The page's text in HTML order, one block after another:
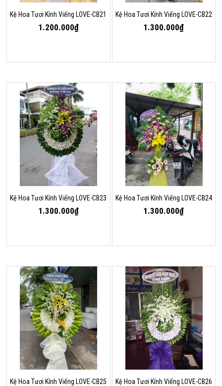
Kệ Hoa Tươi Kính Viếng LOVE-CB21
1.200.000₫
Kệ Hoa Tươi Kính Viếng LOVE-CB22
1.300.000₫
Kệ Hoa Tươi Kính Viếng LOVE-CB23
1.300.000₫
Kệ Hoa Tươi Kính Viếng LOVE-CB24
1.300.000₫
Kệ Hoa Tươi Kính Viếng LOVE-CB25 Kệ Hoa Tươi Kính Viếng LOVE-CB26